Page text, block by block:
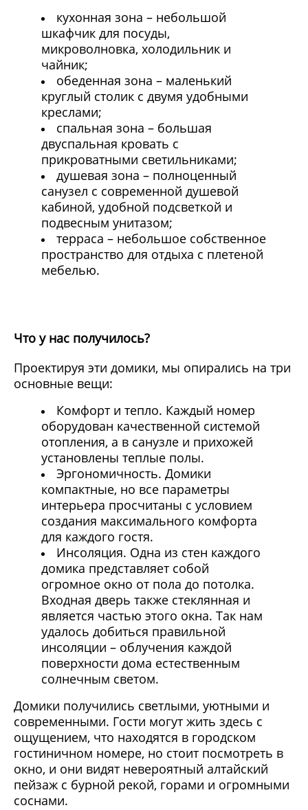
кухонная зона – небольшой
шкафчик для посуды,
микроволновка, холодильник и
чайник;
обеденная зона – маленький
круглый столик с двумя удобными
креслами;
спальная зона – большая
двуспальная кровать с
прикроватными светильниками;
душевая зона – полноценный
санузел с современной душевой
кабиной, удобной подсветкой и
подвесным унитазом;
терраса – небольшое собственное
пространство для отдыха с плетеной
мебелью.
Что у нас получилось?
Проектируя эти домики, мы опирались на три
основные вещи:
Комфорт и тепло. Каждый номер
оборудован качественной системой
отопления, а в санузле и прихожей
установлены теплые полы.
Эргономичность. Домики
компактные, но все параметры
интерьера просчитаны с условием
создания максимального комфорта
для каждого гостя.
Инсоляция. Одна из стен каждого
домика представляет собой
огромное окно от пола до потолка.
Входная дверь также стеклянная и
является частью этого окна. Так нам
удалось добиться правильной
инсоляции – облучения каждой
поверхности дома естественным
солнечным светом.
Домики получились светлыми, уютными и
современными. Гости могут жить здесь с
ощущением, что находятся в городском
гостиничном номере, но стоит посмотреть в
окно, и они видят невероятный алтайский
пейзаж с бурной рекой, горами и огромными
соснами.